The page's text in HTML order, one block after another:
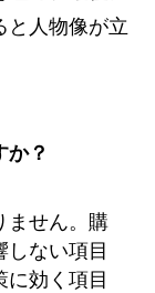
と人物像が立
か？
ません。購
ない項目
効く項目